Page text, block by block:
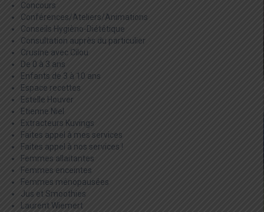
Concours
Conférences/Ateliers/Animations
Conseils Hygièno-Diététique
Consultation auprès du particulier
Crusine avec Cilou
De 0 à 3 ans
Enfants de 3 à 10 ans
Espace recettes
Estelle Houver
Etienne Niel
Extracteurs Kuvings
Faites appel à mes services
Faites appel à nos services !
Femmes allaitantes
Femmes enceintes
Femmes ménopausées
Jus et Smoothies
Laurent Wiemert